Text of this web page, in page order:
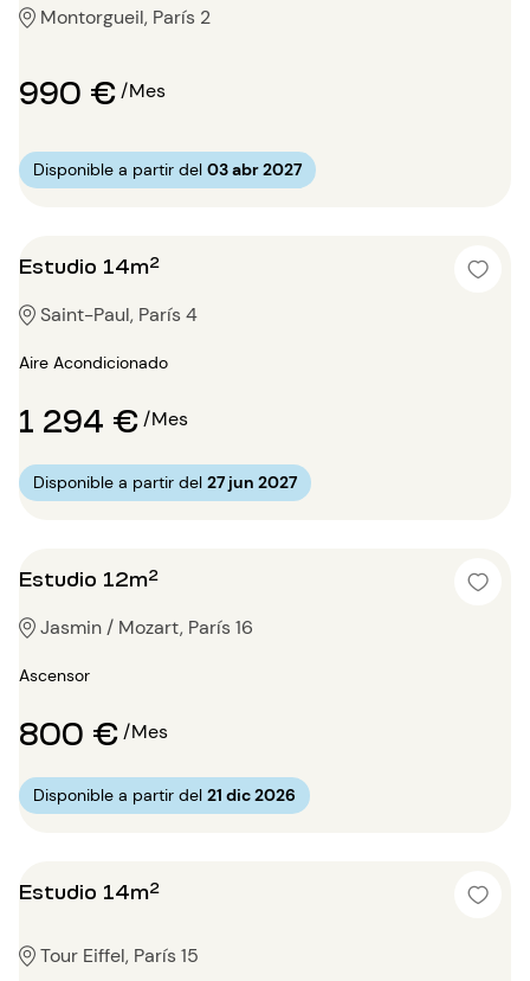
Montorgueil, París 2
990 €/Mes
Disponible a partir del 03 abr 2027
Estudio 14m²
Saint-Paul, París 4
Aire Acondicionado
1 294 €/Mes
Disponible a partir del 27 jun 2027
Estudio 12m²
Jasmin / Mozart, París 16
Ascensor
800 €/Mes
Disponible a partir del 21 dic 2026
Estudio 14m²
Tour Eiffel, París 15